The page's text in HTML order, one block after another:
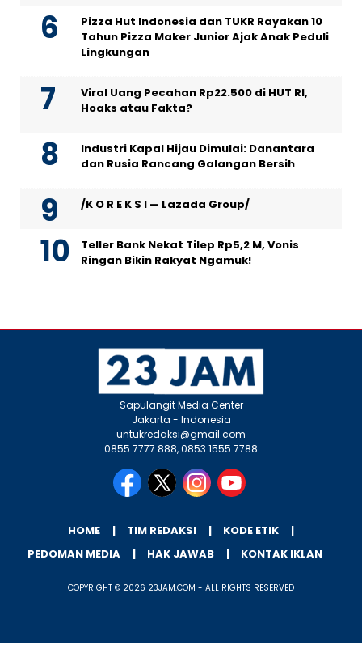
Pizza Hut Indonesia dan TUKR Rayakan 10
Tahun Pizza Maker Junior Ajak Anak Peduli
Lingkungan
Viral Uang Pecahan Rp22.500 di HUT RI,
Hoaks atau Fakta?
Industri Kapal Hijau Dimulai: Danantara
dan Rusia Rancang Galangan Bersih
/K O R E K S I — Lazada Group/
Teller Bank Nekat Tilep Rp5,2 M, Vonis
Ringan Bikin Rakyat Ngamuk!
Sapulangit Media Center
Jakarta - Indonesia
untukredaksi@gmail.com
0855 7777 888, 0853 1555 7788
HOME TIM REDAKSI
KODE ETIK
PEDOMAN MEDIA
HAK JAWAB KONTAK IKLAN
COPYRIGHT © 2026 23JAM.COM - ALL RIGHTS RESERVED